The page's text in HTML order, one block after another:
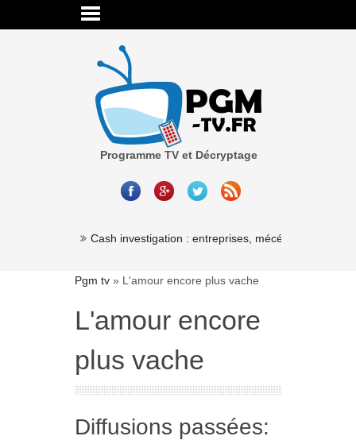
Programme TV et Décryptage
Cash investigation : entreprises, mécénat,
Pgm tv » L'amour encore plus vache
L'amour encore
plus vache
Diffusions passées: